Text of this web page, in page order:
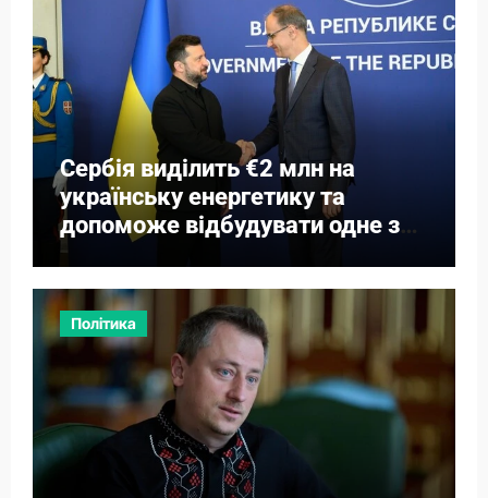
Сербія виділить €2 млн на
українську енергетику та
допоможе відбудувати одне з
міст
Політика